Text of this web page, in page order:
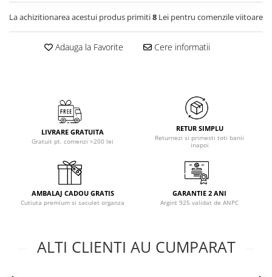
La achizitionarea acestui produs primiti8 Lei pentru comenzile viitoare
Adauga la Favorite Cere informatii
LIVRARE GRATUITA
Gratuit pt. comenzi >200 lei
RETUR SIMPLU
Returnezi si primesti toti banii
inapoi
AMBALAJ CADOU GRATIS
Cutiuta premium si saculet organza
GARANTIE 2 ANI
Argint 925 validat de ANPC
ALTI CLIENTI AU CUMPARAT